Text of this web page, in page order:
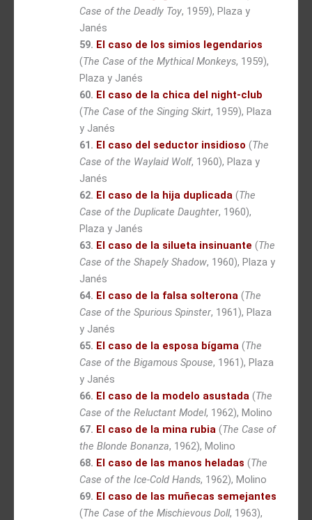
Case of the Deadly Toy, 1959), Plaza y
Janés
59. El caso de los simios legendarios
(The Case of the Mythical Monkeys, 1959),
Plaza y Janés
60. El caso de la chica del night-club
(The Case of the Singing Skirt, 1959), Plaza
y Janés
61. El caso del seductor insidioso (The
Case of the Waylaid Wolf, 1960), Plaza y
Janés
62. El caso de la hija duplicada (The
Case of the Duplicate Daughter, 1960),
Plaza y Janés
63. El caso de la silueta insinuante (The
Case of the Shapely Shadow, 1960), Plaza y
Janés
64. El caso de la falsa solterona (The
Case of the Spurious Spinster, 1961), Plaza
y Janés
65. El caso de la esposa bígama (The
Case of the Bigamous Spouse, 1961), Plaza
y Janés
66. El caso de la modelo asustada (The
Case of the Reluctant Model, 1962), Molino
67. El caso de la mina rubia (The Case of
the Blonde Bonanza, 1962), Molino
68. El caso de las manos heladas (The
Case of the Ice-Cold Hands, 1962), Molino
69. El caso de las muñecas semejantes
(The Case of the Mischievous Doll, 1963),